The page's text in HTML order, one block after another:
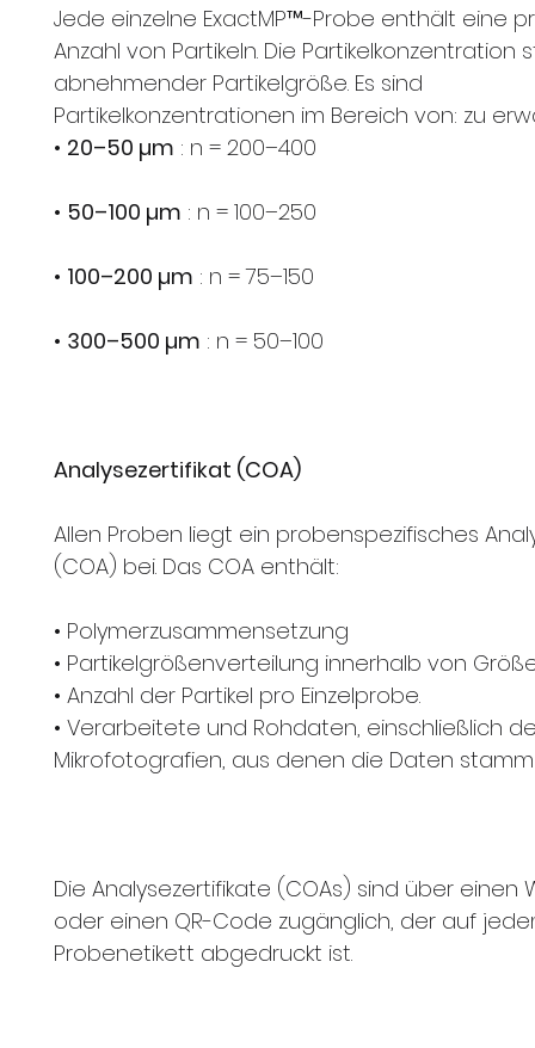
Jede einzelne ExactMP™-Probe enthält eine
Anzahl von Partikeln. Die Partikelkonzentration
abnehmender Partikelgröße. Es sind
Partikelkonzentrationen im Bereich von: zu
• 20–50 µm : n = 200–400
• 50–100 µm : n = 100–250
• 100–200 µm : n = 75–150
• 300–500 µm : n = 50–100
Analysezertifikat (COA)
Allen Proben liegt ein probenspezifisches
(COA) bei. Das COA enthält:
• Polymerzusammensetzung
• Partikelgrößenverteilung innerhalb von
• Anzahl der Partikel pro Einzelprobe.
• Verarbeitete und Rohdaten, einschließlich
Mikrofotografien, aus denen die Daten
Die Analysezertifikate (COAs) sind über einen
oder einen QR-Code zugänglich, der auf
Probenetikett abgedruckt ist.